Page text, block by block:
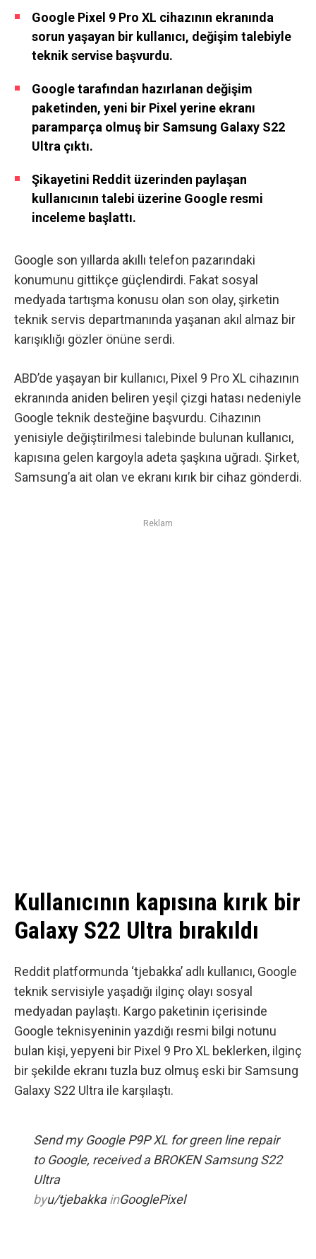
Google Pixel 9 Pro XL cihazının ekranında
sorun yaşayan bir kullanıcı, değişim talebiyle
teknik servise başvurdu.
Google tarafından hazırlanan değişim
paketinden, yeni bir Pixel yerine ekranı
paramparça olmuş bir Samsung Galaxy S22
Ultra çıktı.
Şikayetini Reddit üzerinden paylaşan
kullanıcının talebi üzerine Google resmi
inceleme başlattı.
Google son yıllarda akıllı telefon pazarındaki
konumunu gittikçe güçlendirdi. Fakat sosyal
medyada tartışma konusu olan son olay, şirketin
teknik servis departmanında yaşanan akıl almaz bir
karışıklığı gözler önüne serdi.
ABD’de yaşayan bir kullanıcı, Pixel 9 Pro XL cihazının
ekranında aniden beliren yeşil çizgi hatası nedeniyle
Google teknik desteğine başvurdu. Cihazının
yenisiyle değiştirilmesi talebinde bulunan kullanıcı,
kapısına gelen kargoyla adeta şaşkına uğradı. Şirket,
Samsung’a ait olan ve ekranı kırık bir cihaz gönderdi.
Reklam
Kullanıcının kapısına kırık bir
Galaxy S22 Ultra bırakıldı
Reddit platformunda ‘tjebakka’ adlı kullanıcı, Google
teknik servisiyle yaşadığı ilginç olayı sosyal
medyadan paylaştı. Kargo paketinin içerisinde
Google teknisyeninin yazdığı resmi bilgi notunu
bulan kişi, yepyeni bir Pixel 9 Pro XL beklerken, ilginç
bir şekilde ekranı tuzla buz olmuş eski bir Samsung
Galaxy S22 Ultra ile karşılaştı.
Send my Google P9P XL for green line repair
to Google, received a BROKEN Samsung S22
Ultra
byu/tjebakkainGooglePixel